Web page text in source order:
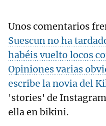
Unos comentarios
Suescun no ha
habéis vuelto locos
Opiniones varias
escribe la novia del
'stories' de
ella en bikini.